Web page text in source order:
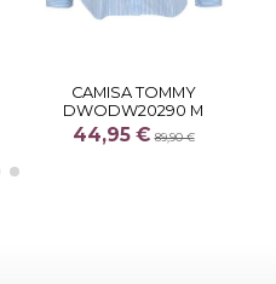
CAMISA TOMMY
DWODW20290 M
44,95 €89,90 €